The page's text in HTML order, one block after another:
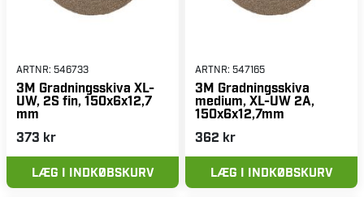
ARTNR: 546733
3M Gradningsskiva XL-
UW, 2S fin, 150x6x12,7
mm
373 kr
LÆG I INDKØBSKURV
ARTNR: 547165
3M Gradningsskiva
medium, XL-UW 2A,
150x6x12,7mm
362 kr
LÆG I INDKØBSKURV